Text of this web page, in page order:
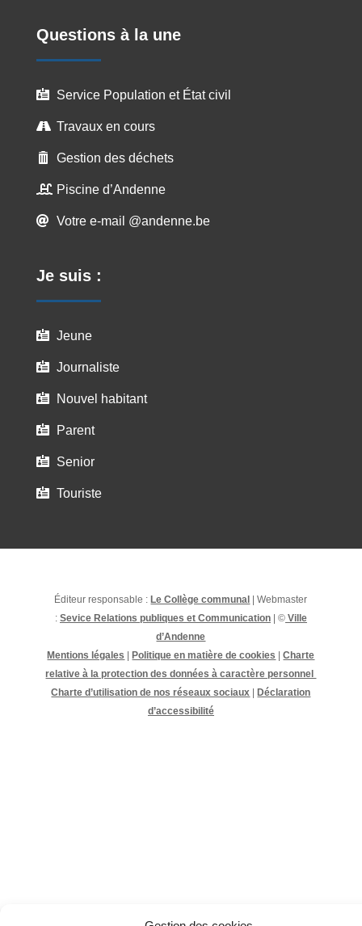
Questions à la une
 Service Population et État civil
 Travaux en cours
 Gestion des déchets
 Piscine d’Andenne
 Votre e-mail @andenne.be
Je suis :
 Jeune
 Journaliste
 Nouvel habitant
 Parent
 Senior
 Touriste
Éditeur responsable : Le Collège communal
| Webmaster
: Sevice Relations publiques et Communication | © Ville
d’Andenne
Mentions légales
Politique en matière de cookies
Charte
relative à la protection des données à caractère personnel
Charte d’utilisation de nos réseaux sociaux
Déclaration
d’accessibilité